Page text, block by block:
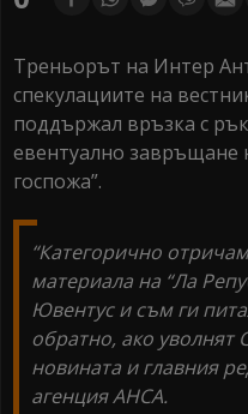
Треньорът на Интер
спекулациите на
поддържал връзка с
евентуално завръщане
госпожа”.
“Категорично
материала на “Ла
Ювентус и съм ги
обратно, ако
новината и главния
агенция АНСА.